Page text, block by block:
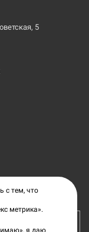
5
с тем, что
метрика».
я даю